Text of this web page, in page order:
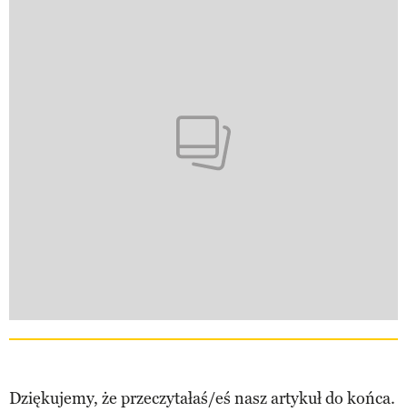
Dziękujemy, że przeczytałaś/eś nasz artykuł do końca.